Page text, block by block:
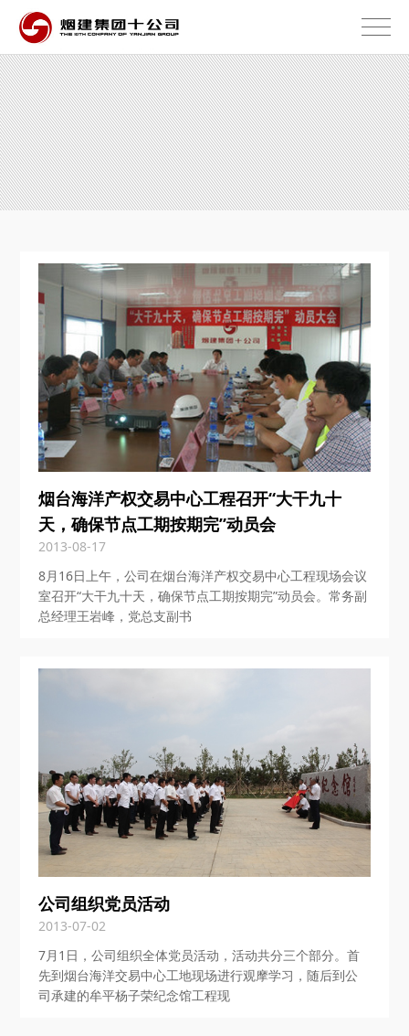
烟台海洋产权交易中心工程召开“大干九十
天，确保节点工期按期完”动员会
2013-08-17
8月16日上午，公司在烟台海洋产权交易中心工程现场会议
室召开“大干九十天，确保节点工期按期完”动员会。常务副
总经理王岩峰，党总支副书
公司组织党员活动
2013-07-02
7月1日，公司组织全体党员活动，活动共分三个部分。首
先到烟台海洋交易中心工地现场进行观摩学习，随后到公
司承建的牟平杨子荣纪念馆工程现